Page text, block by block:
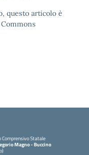
questo articolo è
Statale
Magno - Buccino